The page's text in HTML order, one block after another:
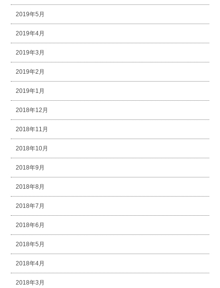
2019年5月
2019年4月
2019年3月
2019年2月
2019年1月
2018年12月
2018年11月
2018年10月
2018年9月
2018年8月
2018年7月
2018年6月
2018年5月
2018年4月
2018年3月